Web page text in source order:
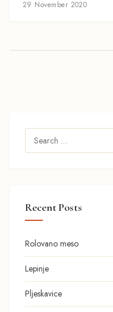
29 November 2020
Search
for:
Recent Posts
Rolovano meso
Lepinje
Pljeskavice